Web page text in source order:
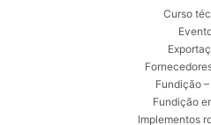
Curso
Fundição
Fundição
Implementos